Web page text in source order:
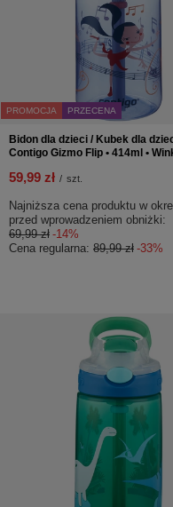
PROMOCJA PRZECENA
Bidon dla dzieci / Kubek dla
Contigo Gizmo Flip • 414ml •
59,99 zł / szt.
Najniższa cena produktu w
przed wprowadzeniem obniżki:
69,99 zł -14%
Cena regularna: 89,99 zł -33%